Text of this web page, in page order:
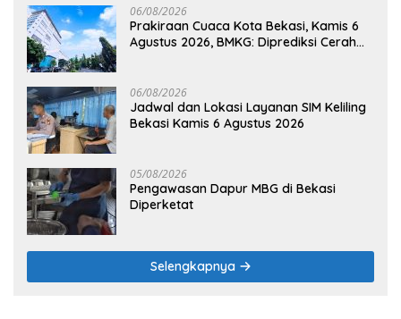
06/08/2026
Prakiraan Cuaca Kota Bekasi, Kamis 6
Agustus 2026, BMKG: Diprediksi Cerah
06/08/2026
Jadwal dan Lokasi Layanan SIM Keliling
Bekasi Kamis 6 Agustus 2026
05/08/2026
Pengawasan Dapur MBG di Bekasi
Diperketat
Selengkapnya